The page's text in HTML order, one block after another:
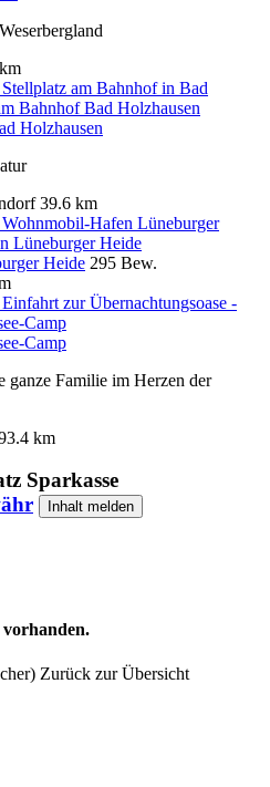
Holzhausen
39.6 km
Heide 295 Bew.
Camp
ganze Familie im Herzen der
km
Sparkasse
Inhalt melden
Zurück zur Übersicht